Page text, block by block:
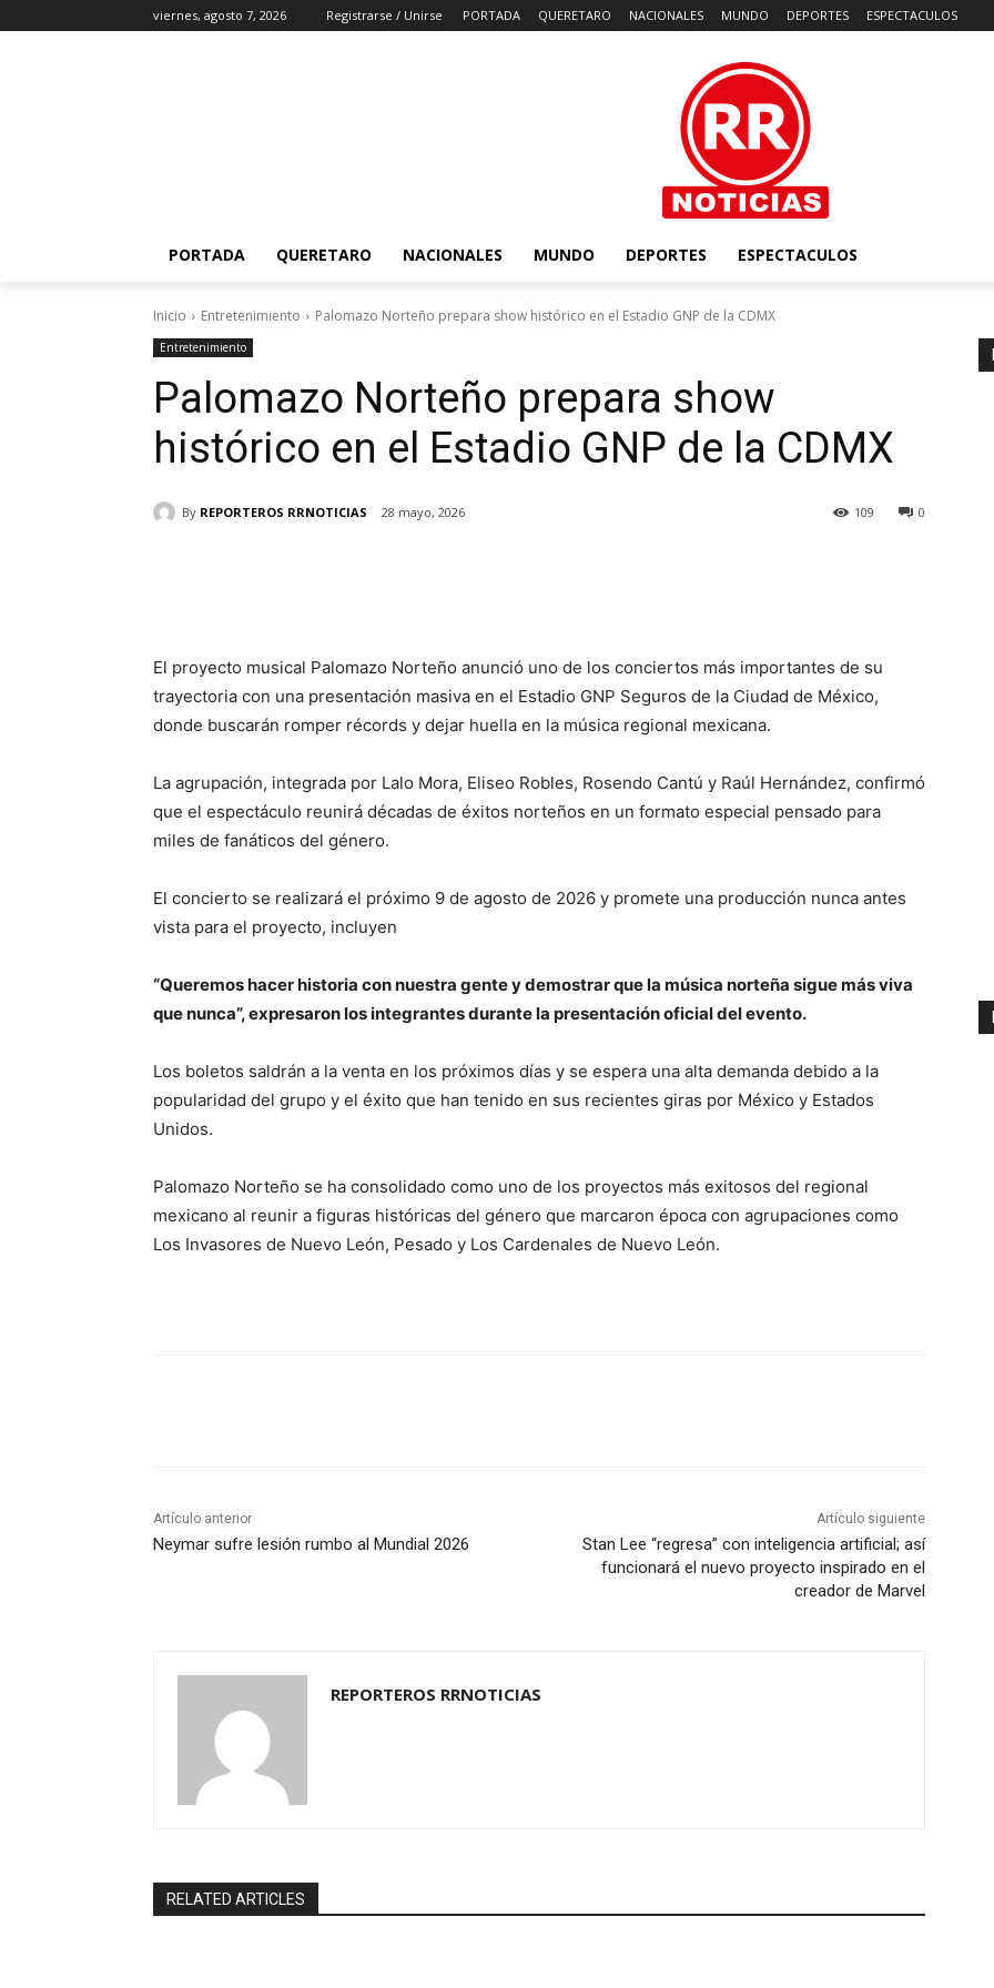
viernes, agosto 7, 2026 Registrarse / Unirse PORTADA QUERETARO NACIONALES MUNDO DEPORTES ESPECTACULOS
PORTADA QUERETARO NACIONALES MUNDO DEPORTES ESPECTACULOS
Inicio Entretenimiento Palomazo Norteño prepara show histórico en el Estadio GNP de la CDMX
Entretenimiento
Palomazo Norteño prepara show
histórico en el Estadio GNP de la CDMX
By REPORTEROS RRNOTICIAS 28 mayo, 2026 0
109
El proyecto musical Palomazo Norteño anunció uno de los conciertos más importantes de su
trayectoria con una presentación masiva en el Estadio GNP Seguros de la Ciudad de México,
donde buscarán romper récords y dejar huella en la música regional mexicana.
La agrupación, integrada por Lalo Mora, Eliseo Robles, Rosendo Cantú y Raúl Hernández, confirmó
que el espectáculo reunirá décadas de éxitos norteños en un formato especial pensado para
miles de fanáticos del género.
El concierto se realizará el próximo 9 de agosto de 2026 y promete una producción nunca antes
vista para el proyecto, incluyen
“Queremos hacer historia con nuestra gente y demostrar que la música norteña sigue más viva
que nunca”, expresaron los integrantes durante la presentación oficial del evento.
Los boletos saldrán a la venta en los próximos días y se espera una alta demanda debido a la
popularidad del grupo y el éxito que han tenido en sus recientes giras por México y Estados
Unidos.
Palomazo Norteño se ha consolidado como uno de los proyectos más exitosos del regional
mexicano al reunir a figuras históricas del género que marcaron época con agrupaciones como
Los Invasores de Nuevo León, Pesado y Los Cardenales de Nuevo León.
Artículo anterior
Neymar sufre lesión rumbo al Mundial 2026
Artículo siguiente
Stan Lee “regresa” con inteligencia artificial; así
funcionará el nuevo proyecto inspirado en el
creador de Marvel
REPORTEROS RRNOTICIAS
RELATED ARTICLES